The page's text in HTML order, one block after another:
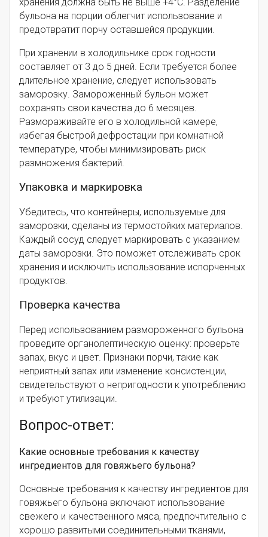
бульона на порции облегчит использование и
предотвратит порчу оставшейся продукции.
При хранении в холодильнике срок годности
составляет от 3 до 5 дней. Если требуется более
длительное хранение, следует использовать
заморозку. Замороженный бульон может
сохранять свои качества до 6 месяцев.
Размораживайте его в холодильной камере,
избегая быстрой дефростации при комнатной
температуре, чтобы минимизировать риск
размножения бактерий.
Упаковка и маркировка
Убедитесь, что контейнеры, используемые для
заморозки, сделаны из термостойких материалов.
Каждый сосуд следует маркировать с указанием
даты заморозки. Это поможет отслеживать срок
хранения и исключить использование испорченных
продуктов.
Проверка качества
Перед использованием размороженного бульона
проведите органолептическую оценку: проверьте
запах, вкус и цвет. Признаки порчи, такие как
неприятный запах или изменение консистенции,
свидетельствуют о непригодности к употреблению
и требуют утилизации.
Вопрос-ответ:
Какие основные требования к качеству
ингредиентов для говяжьего бульона?
Основные требования к качеству ингредиентов для
говяжьего бульона включают использование
свежего и качественного мяса, предпочтительно с
хорошо развитыми соединительными тканями,